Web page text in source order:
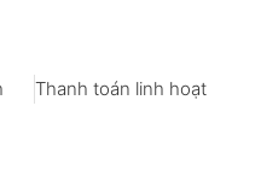
Thanh toán linh hoạt